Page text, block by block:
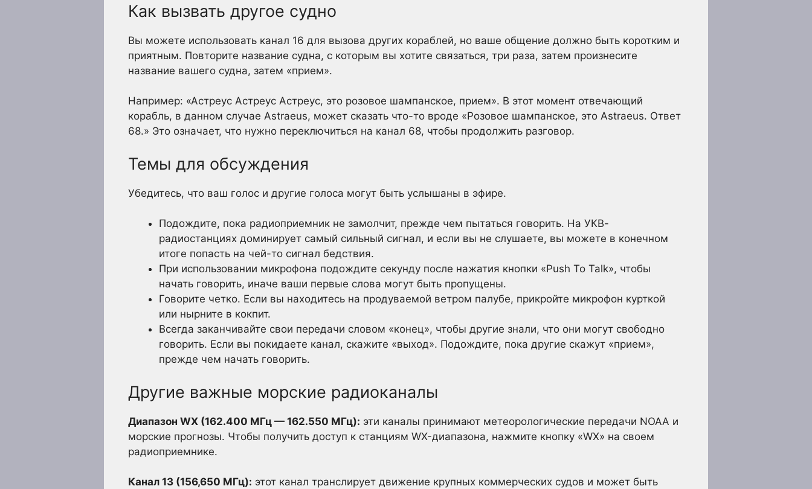
Как вызвать другое судно
Вы можете использовать канал 16 для вызова других кораблей, но ваше общение должно быть коротким и
приятным. Повторите название судна, с которым вы хотите связаться, три раза, затем произнесите
название вашего судна, затем «прием».
Например: «Астреус Астреус Астреус, это розовое шампанское, прием». В этот момент отвечающий
корабль, в данном случае Astraeus, может сказать что-то вроде «Розовое шампанское, это Astraeus. Ответ
68.» Это означает, что нужно переключиться на канал 68, чтобы продолжить разговор.
Темы для обсуждения
Убедитесь, что ваш голос и другие голоса могут быть услышаны в эфире.
Подождите, пока радиоприемник не замолчит, прежде чем пытаться говорить. На УКВ-
радиостанциях доминирует самый сильный сигнал, и если вы не слушаете, вы можете в конечном
итоге попасть на чей-то сигнал бедствия.
При использовании микрофона подождите секунду после нажатия кнопки «Push To Talk», чтобы
начать говорить, иначе ваши первые слова могут быть пропущены.
Говорите четко. Если вы находитесь на продуваемой ветром палубе, прикройте микрофон курткой
или нырните в кокпит.
Всегда заканчивайте свои передачи словом «конец», чтобы другие знали, что они могут свободно
говорить. Если вы покидаете канал, скажите «выход». Подождите, пока другие скажут «прием»,
прежде чем начать говорить.
Другие важные морские радиоканалы
Диапазон WX (162.400 МГц — 162.550 МГц): эти каналы принимают метеорологические передачи NOAA и
морские прогнозы. Чтобы получить доступ к станциям WX-диапазона, нажмите кнопку «WX» на своем
радиоприемнике.
Канал 13 (156,650 МГц): этот канал транслирует движение крупных коммерческих судов и может быть